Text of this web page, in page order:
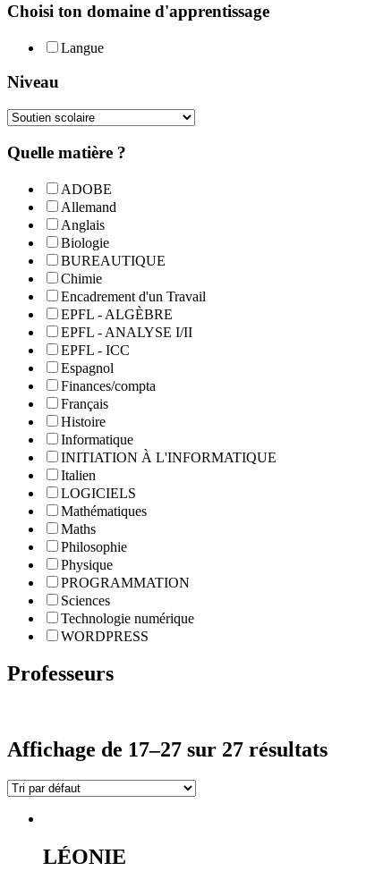
Choisi ton domaine d'apprentissage
Langue
Niveau
Quelle matière ?
ADOBE
Allemand
Anglais
Biologie
BUREAUTIQUE
Chimie
Encadrement d'un Travail
EPFL - ALGÈBRE
EPFL - ANALYSE I/II
EPFL - ICC
Espagnol
Finances/compta
Français
Histoire
Informatique
INITIATION À L'INFORMATIQUE
Italien
LOGICIELS
Mathématiques
Maths
Philosophie
Physique
PROGRAMMATION
Sciences
Technologie numérique
WORDPRESS
Professeurs
Affichage de 17–27 sur 27 résultats
LÉONIE